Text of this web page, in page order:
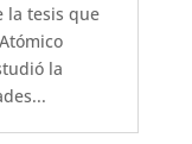
la tesis que
la